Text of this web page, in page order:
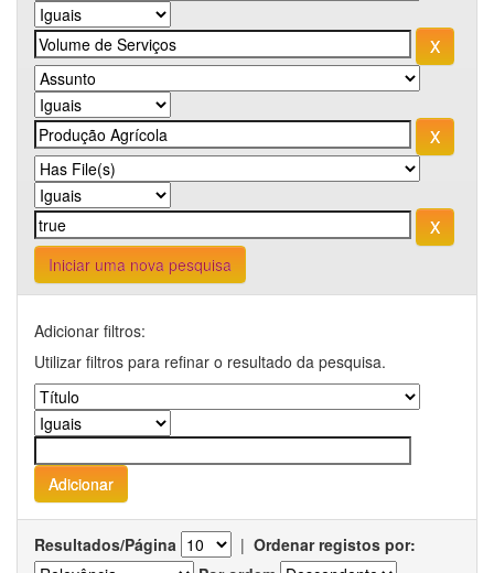
Iniciar uma nova pesquisa
Adicionar filtros:
Utilizar filtros para refinar o resultado da pesquisa.
Resultados/Página | Ordenar registos por: